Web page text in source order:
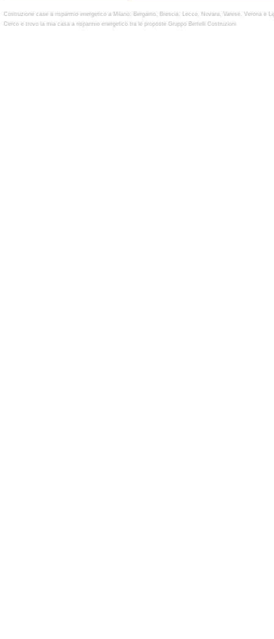
Costruzione case a risparmio energetico a Milano, Bergamo, Brescia, Lecco, Novara, Varese, Verona e
Cerco e trovo la mia casa a risparmio energetico tra le proposte Gruppo Bertelli Costruzioni